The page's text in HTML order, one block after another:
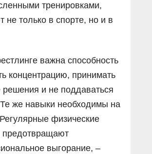
тренировками,
не только в спорте, но и в
важна способность
концентрацию, принимать
и не поддаваться
Те же навыки необходимы на
физические
предотвращают
выгорание, –